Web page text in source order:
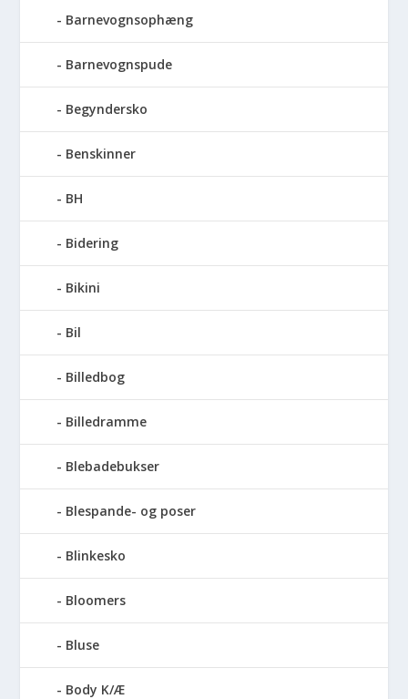
Barnevognsophæng
Barnevognspude
Begyndersko
Benskinner
BH
Bidering
Bikini
Bil
Billedbog
Billedramme
Blebadebukser
Blespande- og poser
Blinkesko
Bloomers
Bluse
Body K/Æ